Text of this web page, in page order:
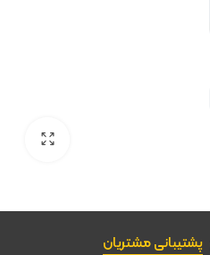
پشتیبانی مشتریان